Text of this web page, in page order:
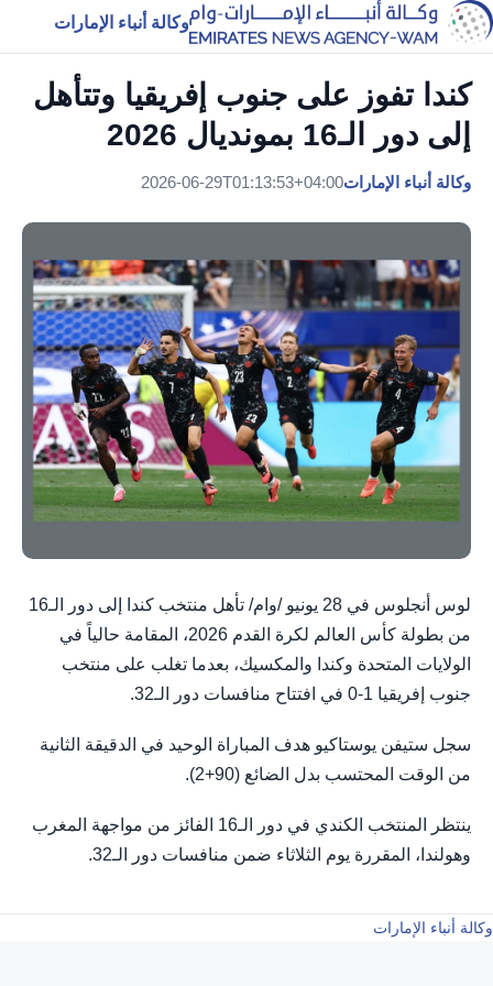
وكالة أنباء الإمارات
كندا تفوز على جنوب إفريقيا وتتأهل
إلى دور الـ16 بمونديال 2026
وكالة أنباء الإمارات2026-06-29T01:13:53+04:00
لوس أنجلوس في 28 يونيو /وام/ تأهل منتخب كندا إلى دور الـ16
من بطولة كأس العالم لكرة القدم 2026، المقامة حالياً في
الولايات المتحدة وكندا والمكسيك، بعدما تغلب على منتخب
جنوب إفريقيا 1-0 في افتتاح منافسات دور الـ32.
سجل ستيفن يوستاكيو هدف المباراة الوحيد في الدقيقة الثانية
من الوقت المحتسب بدل الضائع (90+2).
ينتظر المنتخب الكندي في دور الـ16 الفائز من مواجهة المغرب
وهولندا، المقررة يوم الثلاثاء ضمن منافسات دور الـ32.
وكالة أنباء الإمارات